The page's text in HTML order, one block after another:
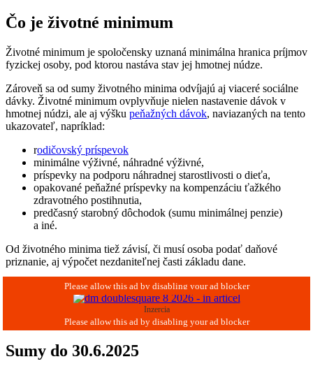
Čo je životné minimum
Životné minimum je spoločensky uznaná minimálna hranica príjmov
fyzickej osoby, pod ktorou nastáva stav jej hmotnej núdze.
Zároveň sa od sumy životného minima odvíjajú aj viaceré sociálne
dávky. Životné minimum ovplyvňuje nielen nastavenie dávok v
hmotnej núdzi, ale aj výšku peňažných dávok, naviazaných na tento
ukazovateľ, napríklad:
rodičovský príspevok
minimálne výživné, náhradné výživné,
príspevky na podporu náhradnej starostlivosti o dieťa,
opakované peňažné príspevky na kompenzáciu ťažkého
zdravotného postihnutia,
predčasný starobný dôchodok (sumu minimálnej penzie)
a iné.
Od životného minima tiež závisí, či musí osoba podať daňové
priznanie, aj výpočet nezdaniteľnej časti základu dane.
Inzercia
Sumy do 30.6.2025